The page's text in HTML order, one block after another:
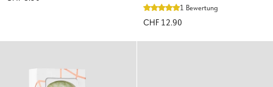
-
Ivory
Handschuhe
zum
1 Bewertung
CHF 12.90